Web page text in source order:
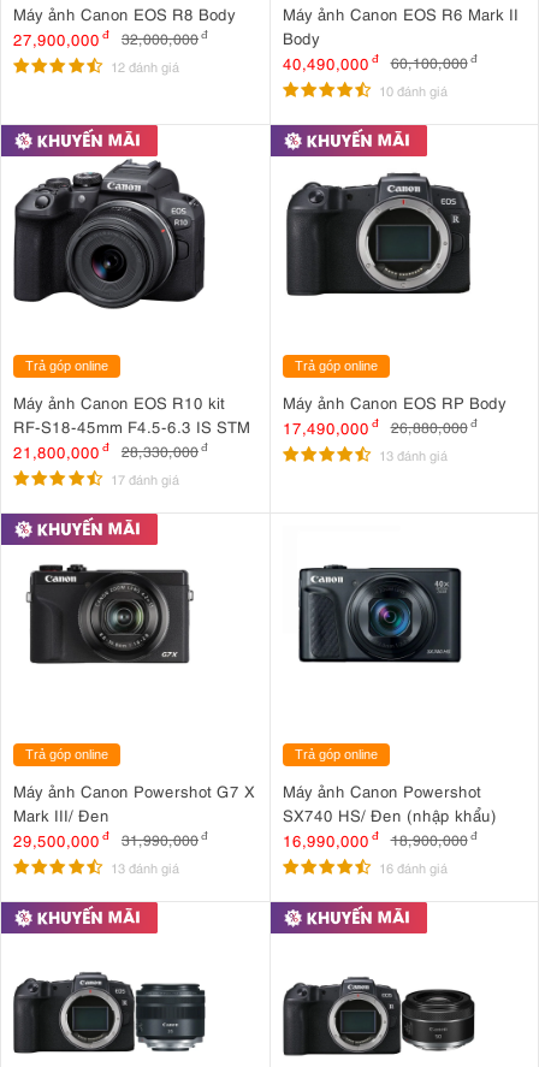
Máy ảnh Canon EOS R8 Body
27,900,000 đ 32,000,000đ
12 đánh giá
Máy ảnh Canon EOS R6 Mark II
Body
40,490,000 đ 60,100,000 đ
10 đánh giá
Trả góp online
Máy ảnh Canon EOS R10 kit
RF-S18-45mm F4.5-6.3 IS STM
21,800,000 đ 28,330,000đ
17 đánh giá
Trả góp online
Máy ảnh Canon EOS RP Body
17,490,000 đ 26,880,000 đ
13 đánh giá
Trả góp online
Máy ảnh Canon Powershot G7 X
Mark III/ Đen
29,500,000 đ 31,990,000đ
13 đánh giá
Trả góp online
Máy ảnh Canon Powershot
SX740 HS/ Đen (nhập khẩu)
16,990,000 đ 18,900,000 đ
16 đánh giá